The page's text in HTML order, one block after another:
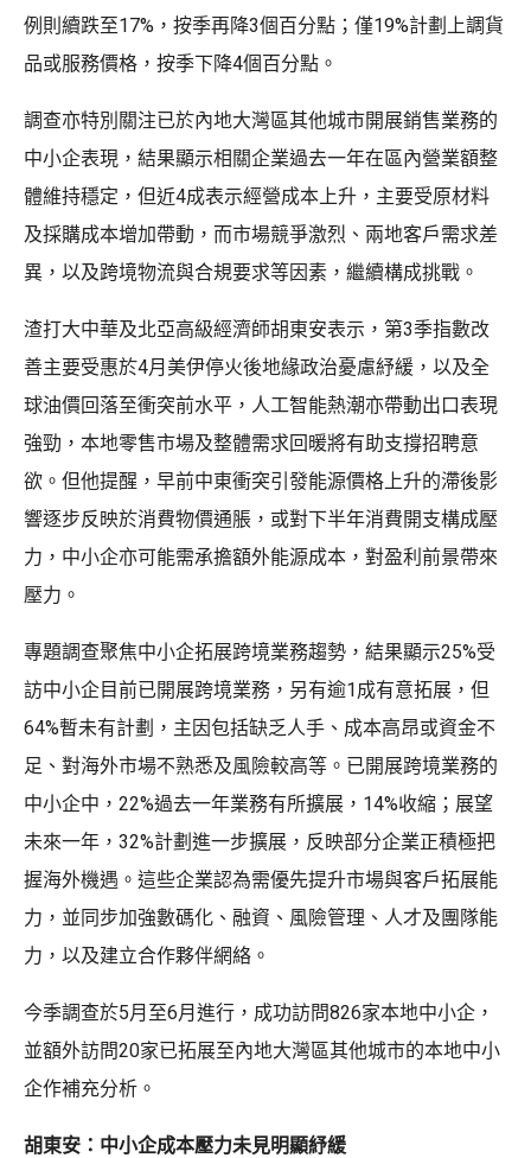
例則續跌至17%，按季再降3個百分點；僅19%計劃上調貨
品或服務價格，按季下降4個百分點。
調查亦特別關注已於內地大灣區其他城市開展銷售業務的
中小企表現，結果顯示相關企業過去一年在區內營業額整
體維持穩定，但近4成表示經營成本上升，主要受原材料
及採購成本增加帶動，而市場競爭激烈、兩地客戶需求差
異，以及跨境物流與合規要求等因素，繼續構成挑戰。
渣打大中華及北亞高級經濟師胡東安表示，第3季指數改
善主要受惠於4月美伊停火後地緣政治憂慮紓緩，以及全
球油價回落至衝突前水平，人工智能熱潮亦帶動出口表現
強勁，本地零售市場及整體需求回暖將有助支撐招聘意
欲。但他提醒，早前中東衝突引發能源價格上升的滯後影
響逐步反映於消費物價通脹，或對下半年消費開支構成壓
力，中小企亦可能需承擔額外能源成本，對盈利前景帶來
壓力。
專題調查聚焦中小企拓展跨境業務趨勢，結果顯示25%受
訪中小企目前已開展跨境業務，另有逾1成有意拓展，但
64%暫未有計劃，主因包括缺乏人手、成本高昂或資金不
足、對海外市場不熟悉及風險較高等。已開展跨境業務的
中小企中，22%過去一年業務有所擴展，14%收縮；展望
未來一年，32%計劃進一步擴展，反映部分企業正積極把
握海外機遇。這些企業認為需優先提升市場與客戶拓展能
力，並同步加強數碼化、融資、風險管理、人才及團隊能
力，以及建立合作夥伴網絡。
今季調查於5月至6月進行，成功訪問826家本地中小企，
並額外訪問20家已拓展至內地大灣區其他城市的本地中小
企作補充分析。
胡東安：中小企成本壓力未見明顯紓緩